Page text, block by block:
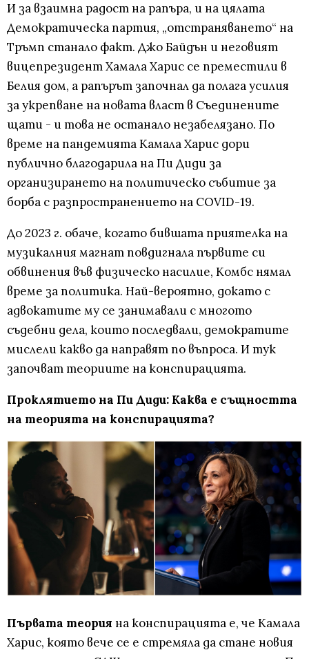
И за взаимна радост на рапъра, и на цялата
Демократическа партия, „отстраняването“ на
Тръмп станало факт. Джо Байдън и неговият
вицепрезидент Хамала Харис се преместили в
Белия дом, а рапърът започнал да полага усилия
за укрепване на новата власт в Съединените
щати - и това не останало незабелязано. По
време на пандемията Камала Харис дори
публично благодарила на Пи Диди за
организирането на политическо събитие за
борба с разпространението на COVID-19.
До 2023 г. обаче, когато бившата приятелка на
музикалния магнат повдигнала първите си
обвинения във физическо насилие, Комбс нямал
време за политика. Най-вероятно, докато с
адвокатите му се занимавали с многото
съдебни дела, които последвали, демократите
мислели какво да направят по въпроса. И тук
започват теориите на конспирацията.
Проклятието на Пи Диди: Каква е същността
на теорията на конспирацията?
Първата теория на конспирацията е, че Камала
Харис, която вече се е стремяла да стане новия